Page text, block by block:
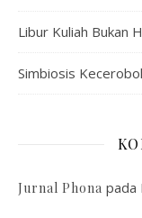
Libur Kuliah Bukan
Simbiosis
Jurnal Phona pada